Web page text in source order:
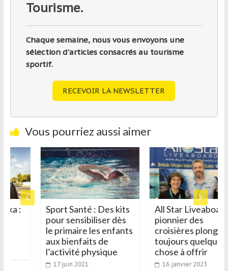
Tourisme.
Chaque semaine, nous vous envoyons une
sélection d'articles consacrés au tourisme
sportif.
RECEVOIR LA NEWSLETTER
Vous pourriez aussi aimer
:
Sport Santé : Des kits
pour sensibiliser dès
le primaire les enfants
aux bienfaits de
l’activité physique
17 juin 2021
All Star
pionnier des
croisières plongée,
toujours quelque
chose à offrir
16 janvier 2023